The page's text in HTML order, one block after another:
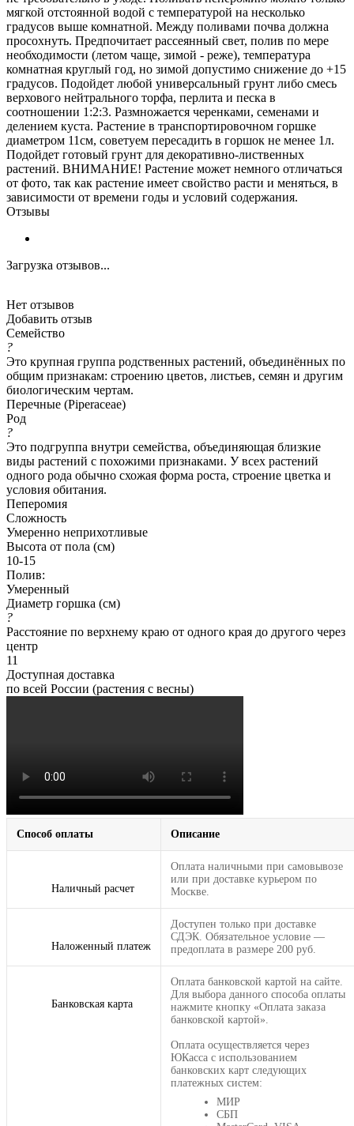
мягкой отстоянной водой с температурой на несколько
градусов выше комнатной. Между поливами почва должна
просохнуть. Предпочитает рассеянный свет, полив по мере
необходимости (летом чаще, зимой - реже), температура
комнатная круглый год, но зимой допустимо снижение до +15
градусов. Подойдет любой универсальный грунт либо смесь
верхового нейтрального торфа, перлита и песка в
соотношении 1:2:3. Размножается черенками, семенами и
делением куста. Растение в транспортировочном горшке
диаметром 11см, советуем пересадить в горшок не менее 1л.
Подойдет готовый грунт для декоративно-лиственных
растений. ВНИМАНИЕ! Растение может немного отличаться
от фото, так как растение имеет свойство расти и меняться, в
зависимости от времени годы и условий содержания.
Отзывы
Загрузка отзывов...
Нет отзывов
Добавить отзыв
Семейство
?
Это крупная группа родственных растений, объединённых по
общим признакам: строению цветов, листьев, семян и другим
биологическим чертам.
Перечные (Piperaceae)
Род
?
Это подгруппа внутри семейства, объединяющая близкие
виды растений с похожими признаками. У всех растений
одного рода обычно схожая форма роста, строение цветка и
условия обитания.
Пеперомия
Сложность
Умеренно неприхотливые
Высота от пола (см)
10-15
Полив:
Умеренный
Диаметр горшка (см)
?
Расстояние по верхнему краю от одного края до другого через
центр
11
Доступная доставка
по всей России (растения с весны)
Способ оплаты Описание
Наличный расчет
Оплата наличными при самовывозе
или при доставке курьером по
Москве.
Наложенный платеж
Доступен только при доставке
СДЭК. Обязательное условие —
предоплата в размере 200 руб.
Банковская карта
Оплата банковской картой на сайте.
Для выбора данного способа оплаты
нажмите кнопку «Оплата заказа
банковской картой».
Оплата осуществляется через
ЮКасса с использованием
банковских карт следующих
платежных систем:
МИР
СБП